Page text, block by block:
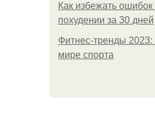
Как избежать ошибок
похудении за 30 дней
Фитнес-тренды 2023:
мире спорта